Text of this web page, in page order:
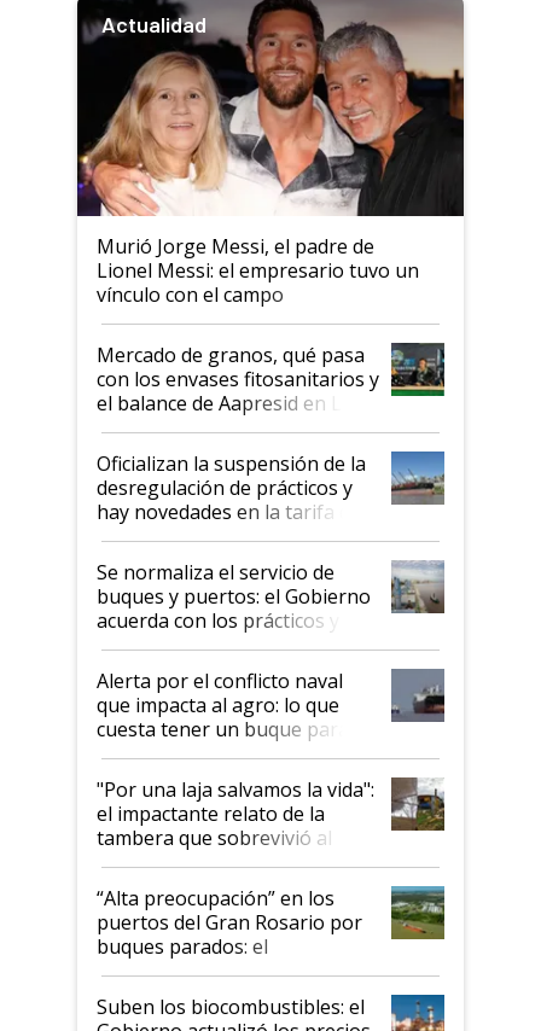
Actualidad
Murió Jorge Messi, el padre de
Lionel Messi: el empresario tuvo un
vínculo con el campo
Mercado de granos, qué pasa
con los envases fitosanitarios y
el balance de Aapresid en La
Posta
Oficializan la suspensión de la
desregulación de prácticos y
hay novedades en la tarifa de
la hidrovía
Se normaliza el servicio de
buques y puertos: el Gobierno
acuerda con los prácticos y
suspende el decreto de
desregulación
Alerta por el conflicto naval
que impacta al agro: lo que
cuesta tener un buque parado
y el peligro de que Argentina
pase a ser "país sucio"
"Por una laja salvamos la vida":
el impactante relato de la
tambera que sobrevivió al
tornado
“Alta preocupación” en los
puertos del Gran Rosario por
buques parados: el
funcionamiento de las
exportadoras en tensión tras
la medida de fuerza de los
Suben los biocombustibles: el